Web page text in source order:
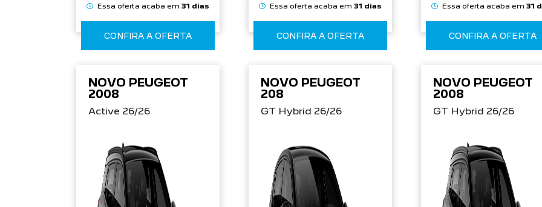
Essa oferta acaba em 31 dias
CONFIRA A OFERTA
Essa oferta acaba em 31 dias
CONFIRA A OFERTA
Essa oferta acaba em 31
CONFIRA A OFERTA
NOVO PEUGEOT
2008
Active 26/26
NOVO PEUGEOT
208
GT Hybrid 26/26
NOVO PEUGEOT
2008
GT Hybrid 26/26